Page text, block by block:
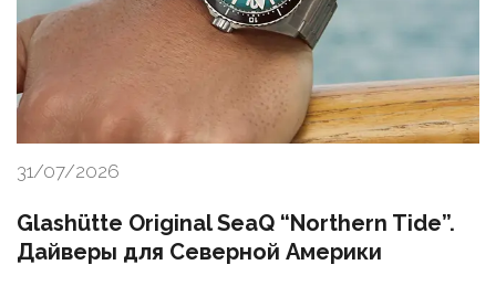
31/07/2026
Glashütte Original SeaQ “Northern Tide”.
Дайверы для Северной Америки